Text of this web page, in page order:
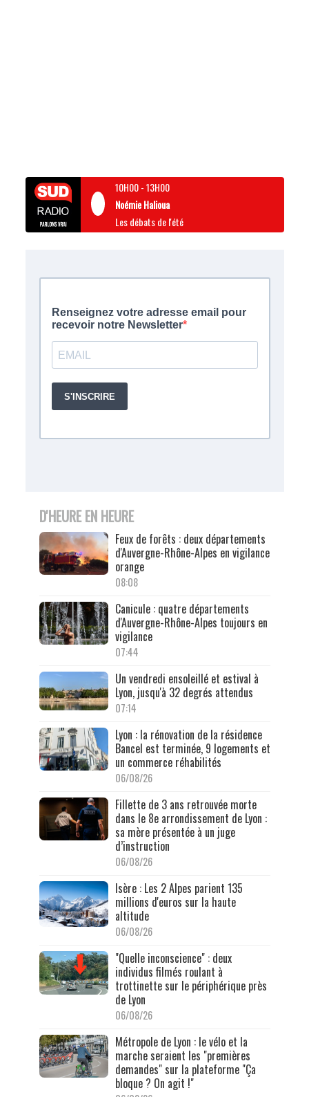
10H00-13H00
Noémie Halioua
Les débats de l'été
D'HEURE EN HEURE
Feux de forêts : deux départements
d'Auvergne-Rhône-Alpes en vigilance
orange
08:08
Canicule : quatre départements
d'Auvergne-Rhône-Alpes toujours en
vigilance
07:44
Un vendredi ensoleillé et estival à
Lyon, jusqu'à 32 degrés attendus
07:14
Lyon : la rénovation de la résidence
Bancel est terminée, 9 logements et
un commerce réhabilités
06/08/26
Fillette de 3 ans retrouvée morte
dans le 8e arrondissement de Lyon :
sa mère présentée à un juge
d’instruction
06/08/26
Isère : Les 2 Alpes parient 135
millions d'euros sur la haute
altitude
06/08/26
"Quelle inconscience" : deux
individus filmés roulant à
trottinette sur le périphérique près
de Lyon
06/08/26
Métropole de Lyon : le vélo et la
marche seraient les "premières
demandes" sur la plateforme "Ça
bloque ? On agit !"